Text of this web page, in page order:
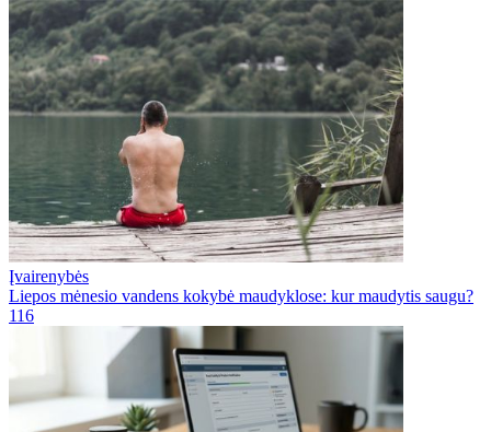
Įvairenybės
Liepos mėnesio vandens kokybė maudyklose: kur maudytis saugu?
116